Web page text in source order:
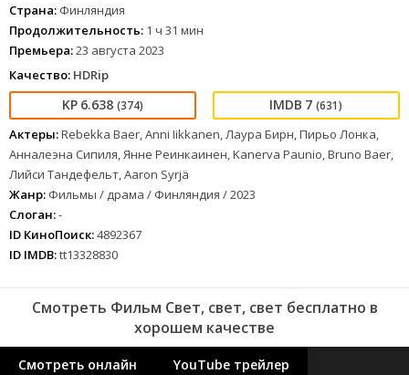
Страна: Финляндия
Продолжительность: 1 ч 31 мин
Премьера:23 августа 2023
Качество: HDRip
6.638 (374) 7 (631)
Актеры:Rebekka Baer, Anni Iikkanen, Лаура Бирн, Пирьо Лонка,
Анналеэна Сипиля, Янне Реинкаинен, Kanerva Paunio, Bruno Baer,
Лийси Тандефельт, Aaron Syrjä
Жанр: Фильмы / драма / Финляндия / 2023
Слоган:-
ID КиноПоиск:4892367
ID IMDB:tt13328830
Смотреть Фильм Свет, свет, свет бесплатно в
хорошем качестве
Смотреть онлайн YouTube трейлер